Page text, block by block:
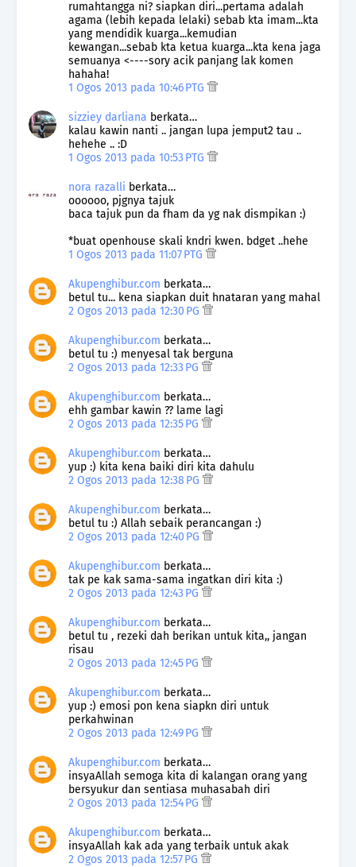
rumahtangga ni? siapkan diri...pertama adalah
agama (lebih kepada lelaki) sebab kta imam...kta
yang mendidik kuarga...kemudian
kewangan...sebab kta ketua kuarga...kta kena jaga
semuanya <----sory acik panjang lak komen
hahaha!
1 Ogos 2013 pada 10:46 PTG
sizziey darliana berkata…
kalau kawin nanti .. jangan lupa jemput2 tau ..
hehehe .. :D
1 Ogos 2013 pada 10:53 PTG
nora razalli berkata…
oooooo, pjgnya tajuk
baca tajuk pun da fham da yg nak dismpikan :)
*buat openhouse skali kndri kwen. bdget ..hehe
1 Ogos 2013 pada 11:07 PTG
Akupenghibur.com berkata…
betul tu... kena siapkan duit hnataran yang mahal
2 Ogos 2013 pada 12:30 PG
Akupenghibur.com berkata…
betul tu :) menyesal tak berguna
2 Ogos 2013 pada 12:33 PG
Akupenghibur.com berkata…
ehh gambar kawin ?? lame lagi
2 Ogos 2013 pada 12:35 PG
Akupenghibur.com berkata…
yup :) kita kena baiki diri kita dahulu
2 Ogos 2013 pada 12:38 PG
Akupenghibur.com berkata…
betul tu :) Allah sebaik perancangan :)
2 Ogos 2013 pada 12:40 PG
Akupenghibur.com berkata…
tak pe kak sama-sama ingatkan diri kita :)
2 Ogos 2013 pada 12:43 PG
Akupenghibur.com berkata…
betul tu , rezeki dah berikan untuk kita,, jangan
risau
2 Ogos 2013 pada 12:45 PG
Akupenghibur.com berkata…
yup :) emosi pon kena siapkn diri untuk
perkahwinan
2 Ogos 2013 pada 12:49 PG
Akupenghibur.com berkata…
insyaAllah semoga kita di kalangan orang yang
bersyukur dan sentiasa muhasabah diri
2 Ogos 2013 pada 12:54 PG
Akupenghibur.com berkata…
insyaAllah kak ada yang terbaik untuk akak
2 Ogos 2013 pada 12:57 PG